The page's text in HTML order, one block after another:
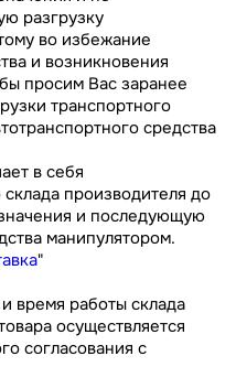
разгрузку
во избежание
и возникновения
просим Вас заранее
транспортного
средства
в себя
производителя до
и последующую
манипулятором.
"
время работы склада
осуществляется
согласования с